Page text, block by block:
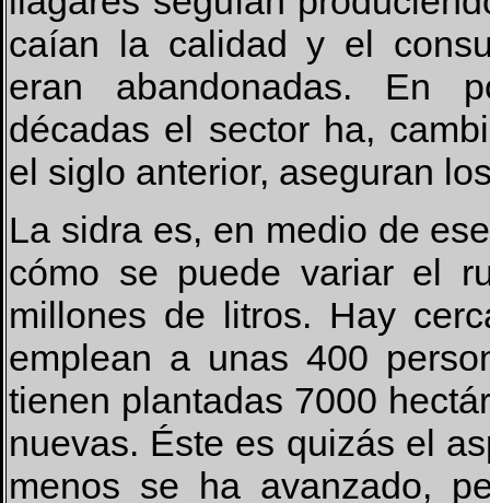
caían la calidad y el
eran abandonadas. En
décadas el sector ha,
el siglo anterior, aseguran
La sidra es, en medio de
cómo se puede variar el
millones de litros. Hay
emplean a unas 400
tienen plantadas 7000
nuevas. Éste es quizás el
menos se ha avanzado,